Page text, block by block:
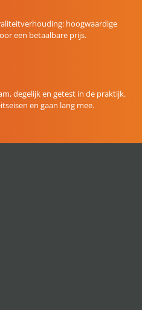
hoogwaardige
een betaalbare prijs.
degelijk en getest in de praktijk.
en gaan lang mee.